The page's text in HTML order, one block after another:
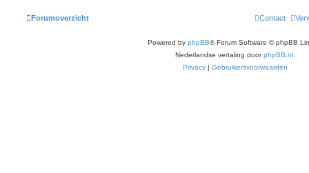
Forumoverzicht Contact
Powered by phpBB® Forum Software © phpBB
Nederlandse vertaling doorphpBB.nl.
Privacy | Gebruikersvoorwaarden